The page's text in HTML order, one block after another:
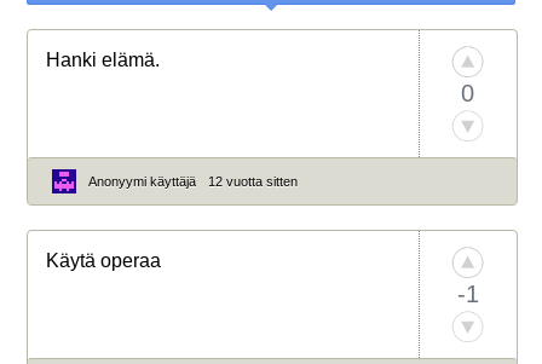
Hanki elämä.
0
Anonyymi käyttäjä 12 vuotta sitten
Käytä operaa
-1